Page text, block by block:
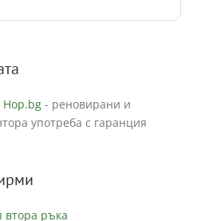
Hop.bg - реновирани и
употреба с гаранция
втора ръка